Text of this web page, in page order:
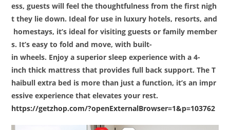
ess, guests will feel the thoughtfulness from the first nigh
t they lie down. Ideal for use in luxury hotels, resorts, and
homestays, it’s ideal for visiting guests or family member
s. It’s easy to fold and move, with built-
in wheels. Enjoy a superior sleep experience with a 4-
inch thick mattress that provides full back support. The T
haibull extra bed is more than just a function, it’s an impr
essive experience that elevates your rest.
https://getzhop.com/?openExternalBrowser=1&p=103762